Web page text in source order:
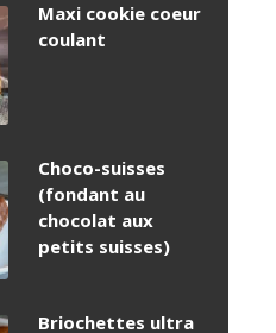
Maxi cookie coeur
coulant
Choco-suisses
(fondant au
chocolat aux
petits suisses)
Briochettes ultra